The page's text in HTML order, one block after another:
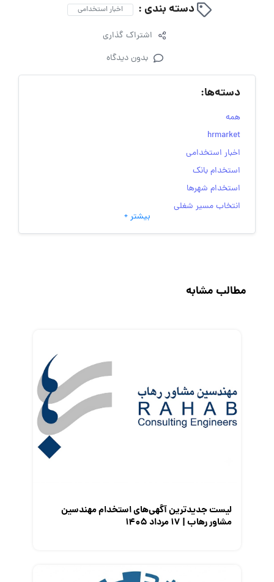
دسته بندی : اخبار استخدامی
اشتراک گذاری
بدون دیدگاه
دسته‌ها:
همه
hrmarket
اخبار استخدامی
استخدام بانک
استخدام شهرها
انتخاب مسیر شغلی
به‌روزرسانی‌های سایت (کارجویی)
رزومه
گزارش‌های آماری
مصاحبه شغلی
معرفی شرکت ها
بیشتر +
مطالب مشابه
لیست جدیدترین آگهی‌های استخدام مهندسین
مشاور رهاب | ۱۷ مرداد ۱۴۰۵